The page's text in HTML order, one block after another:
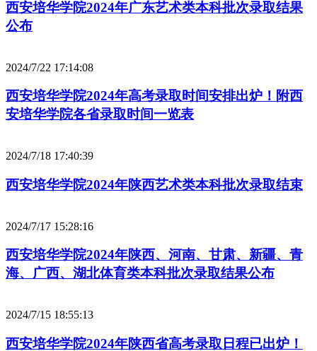
西安培华学院2024年广东艺术类本科批次录取结果
公布
2024/7/22 17:14:08
西安培华学院2024年高考录取时间安排出炉！附西
安培华学院各省录取时间一览表
2024/7/18 17:40:39
西安培华学院2024年陕西艺术类本科批次录取结束
2024/7/17 15:28:16
西安培华学院2024年陕西、河南、甘肃、新疆、青
海、广西、湖北体育类本科批次录取结果公布
2024/7/15 18:55:13
西安培华学院2024年陕西省高考录取日程已出炉！